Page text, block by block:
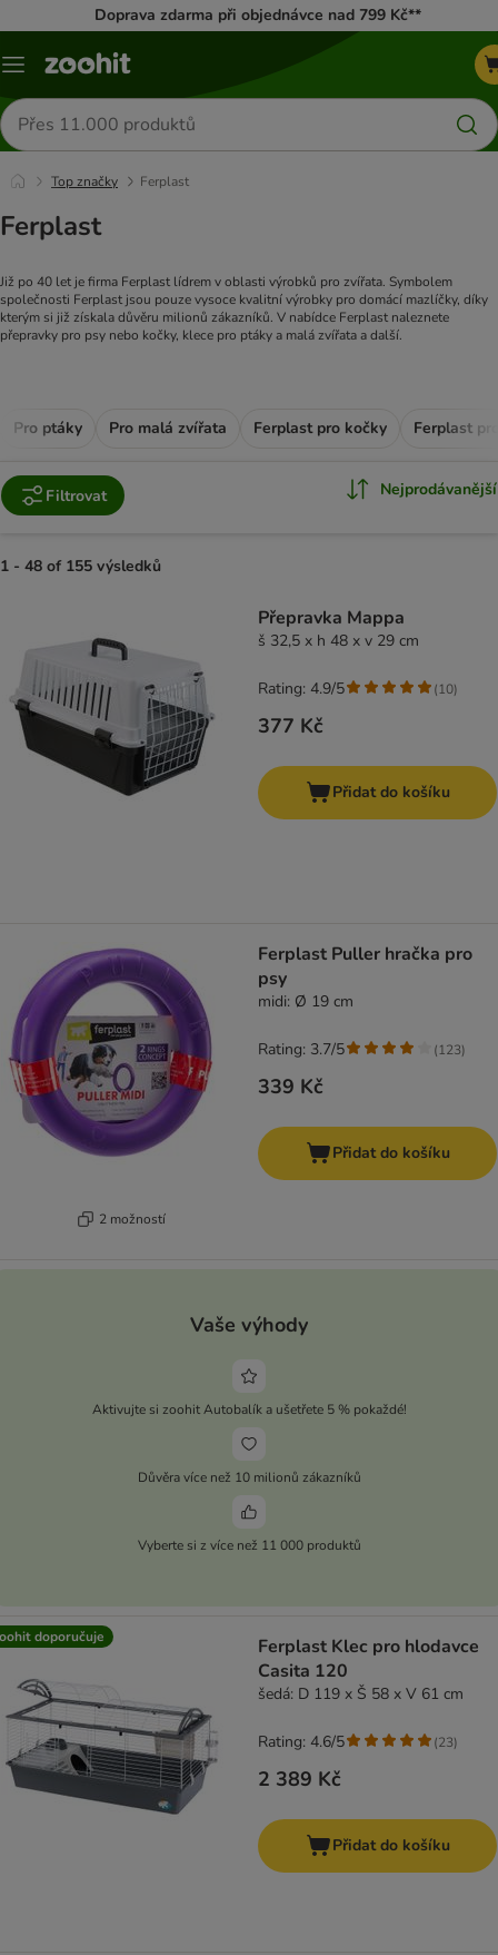
Doprava zdarma při objednávce nad 799 Kč**
Menu
Hledat
produkty
Top značky Ferplast
Ferplast
Již po 40 let je firma Ferplast lídrem v oblasti výrobků pro zvířata. Symbolem
společnosti Ferplast jsou pouze vysoce kvalitní výrobky pro domácí mazlíčky, díky
kterým si již získala důvěru milionů zákazníků. V nabídce Ferplast naleznete
přepravky pro psy nebo kočky, klece pro ptáky a malá zvířata a další.
Pro ptáky Pro malá zvířata Ferplast pro kočky Ferplast
Filtrovat Nejprodávanější
1 - 48 of 155 výsledků
Přepravka Mappa
š 32,5 x h 48 x v 29 cm
377 Kč
Rating: 4.9/5 (10)
Přidat do košíku
2 možností
Ferplast Puller hračka pro
psy
midi: Ø 19 cm
339 Kč
Rating: 3.7/5 (123)
Přidat do košíku
Vaše výhody
Aktivujte si zoohit Autobalík a ušetřete 5 % pokaždé!
Důvěra více než 10 milionů zákazníků
Vyberte si z více než 11 000 produktů
doporučuje
Ferplast Klec pro hlodavce
Casita 120
šedá: D 119 x Š 58 x V 61 cm
2 389 Kč
Rating: 4.6/5 (23)
Přidat do košíku